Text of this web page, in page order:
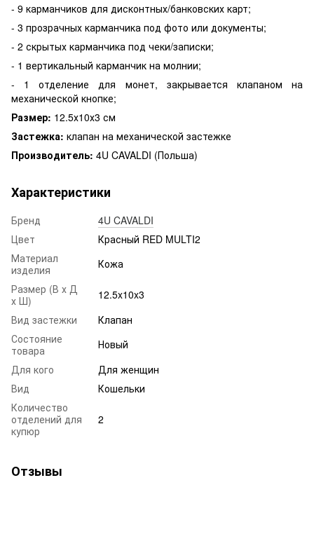
- 9 карманчиков для дисконтных/банковских карт;
- 3 прозрачных карманчика под фото или документы;
- 2 скрытых карманчика под чеки/записки;
- 1 вертикальный карманчик на молнии;
- 1 отделение для монет, закрывается клапаном на
механической кнопке;
Размер: 12.5х10х3 см
Застежка: клапан на механической застежке
Производитель: 4U CAVALDI (Польша)
Характеристики
Бренд
4U CAVALDI
Цвет
Красный RED MULTI2
Материал
изделия
Кожа
Размер (В х Д
х Ш)
12.5x10x3
Вид застежки
Клапан
Состояние
товара
Новый
Для кого
Для женщин
Вид
Кошельки
Количество
отделений для
купюр
2
Отзывы